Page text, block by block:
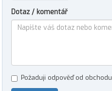
Dotaz / komentář
Požaduji odpověď od obchodu